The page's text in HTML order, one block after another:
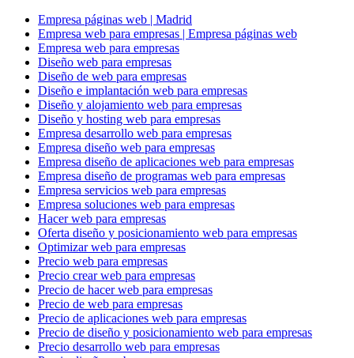
Empresa páginas web | Madrid
Empresa web para empresas | Empresa páginas web
Empresa web para empresas
Diseño web para empresas
Diseño de web para empresas
Diseño e implantación web para empresas
Diseño y alojamiento web para empresas
Diseño y hosting web para empresas
Empresa desarrollo web para empresas
Empresa diseño web para empresas
Empresa diseño de aplicaciones web para empresas
Empresa diseño de programas web para empresas
Empresa servicios web para empresas
Empresa soluciones web para empresas
Hacer web para empresas
Oferta diseño y posicionamiento web para empresas
Optimizar web para empresas
Precio web para empresas
Precio crear web para empresas
Precio de hacer web para empresas
Precio de web para empresas
Precio de aplicaciones web para empresas
Precio de diseño y posicionamiento web para empresas
Precio desarrollo web para empresas